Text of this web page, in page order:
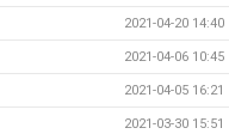
2021-04-20 14:40
2021-04-06 10:45
2021-04-05 16:21
2021-03-30 15:51